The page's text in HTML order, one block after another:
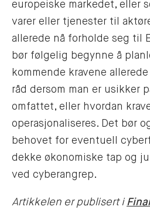
europeiske markedet, eller
varer eller tjenester til
allerede nå forholde seg til
bør følgelig begynne å
kommende kravene
råd dersom man er usikker
omfattet, eller hvordan
operasjonaliseres. Det bør
behovet for eventuell
dekke økonomiske tap og
ved cyberangrep.
Artikkelen er publisert i